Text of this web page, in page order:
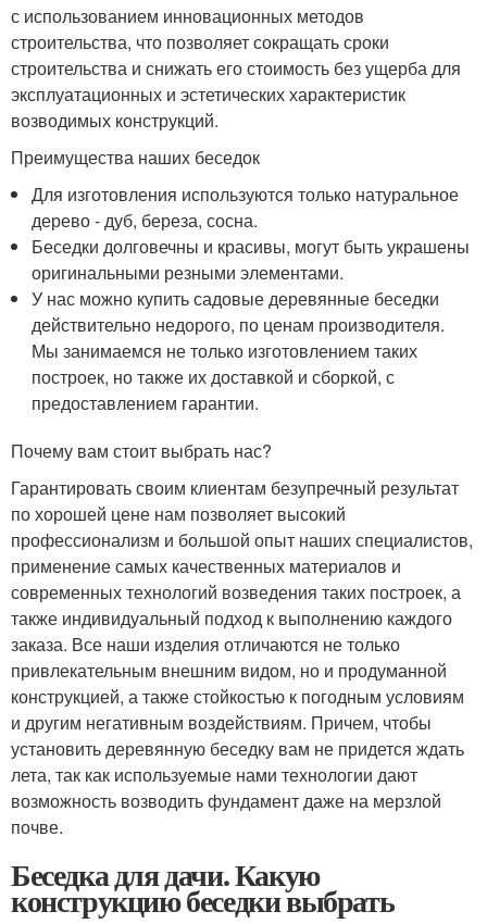
с использованием инновационных методов
строительства, что позволяет сокращать сроки
строительства и снижать его стоимость без ущерба для
эксплуатационных и эстетических характеристик
возводимых конструкций.
Преимущества наших беседок
Для изготовления используются только натуральное
дерево - дуб, береза, сосна.
Беседки долговечны и красивы, могут быть украшены
оригинальными резными элементами.
У нас можно купить садовые деревянные беседки
действительно недорого, по ценам производителя.
Мы занимаемся не только изготовлением таких
построек, но также их доставкой и сборкой, с
предоставлением гарантии.
Почему вам стоит выбрать нас?
Гарантировать своим клиентам безупречный результат
по хорошей цене нам позволяет высокий
профессионализм и большой опыт наших специалистов,
применение самых качественных материалов и
современных технологий возведения таких построек, а
также индивидуальный подход к выполнению каждого
заказа. Все наши изделия отличаются не только
привлекательным внешним видом, но и продуманной
конструкцией, а также стойкостью к погодным условиям
и другим негативным воздействиям. Причем, чтобы
установить деревянную беседку вам не придется ждать
лета, так как используемые нами технологии дают
возможность возводить фундамент даже на мерзлой
почве.
Беседка для дачи. Какую
конструкцию беседки выбрать